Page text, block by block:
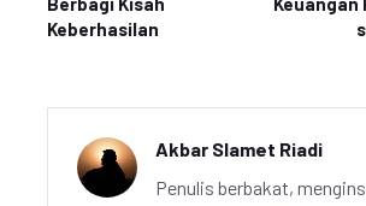
Keberhasilan
Akbar Slamet Riadi
Penulis berbakat,